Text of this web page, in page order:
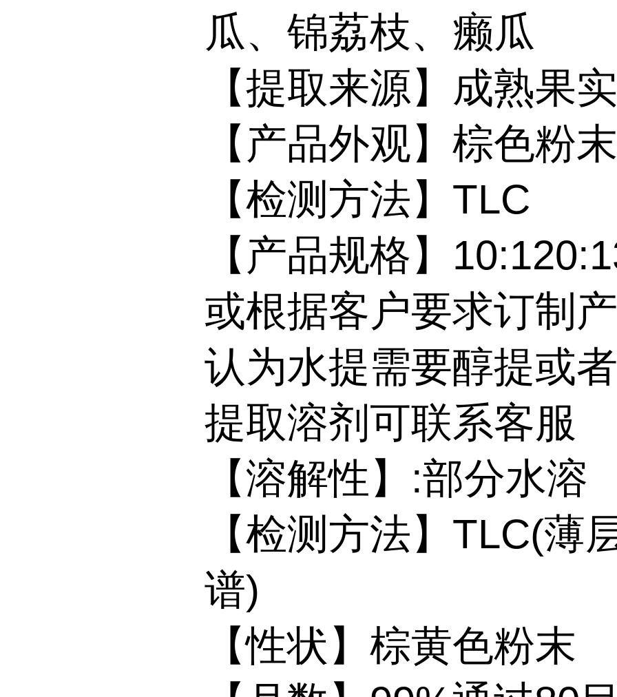
瓜、锦荔枝、癞瓜
【提取来源】成熟果实
【产品外观】棕色粉末
【检测方法】TLC
【产品规格】
或根据客户要求订制
认为水提需要醇提或
提取溶剂可联系客服
【溶解性】:部分水溶
【检测方法】TLC(薄
谱)
【性状】棕黄色粉末